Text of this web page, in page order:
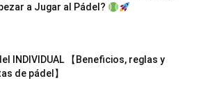
a Jugar al Pádel?
INDIVIDUAL 【Beneficios, reglas y
de pádel】